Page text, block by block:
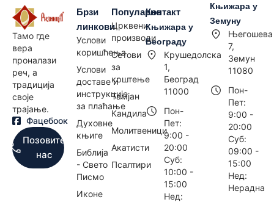
Тамо где
вера
проналази
реч, а
традиција
своје
трајање.
Фацебоок
Позовите
нас
Брзи
линкови
Услови
коришћења
Услови
доставе и
инструкције
за плаћање
Духовне
књиге
Библија
- Свето
Писмо
Иконе
Популарно
Црквени
производи
Сетови
за
крштење
Тамјан
Кандила
Молитвеници
Акатисти
Псалтири
Контакт
Књижара у
Београду
Крушедолска
1,
Београд
11000
Пон-
Пет:
9:00 -
20:00
Суб:
10:00 -
15:00
Нед:
Књижара у
Земуну
Његошева
7,
Земун
11080
Пон-
Пет:
9:00 -
20:00
Суб:
09:00 -
15:00
Нед:
Нерадна